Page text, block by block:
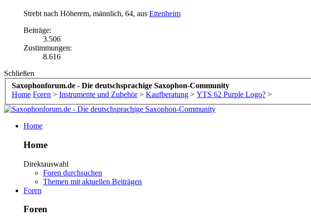
Strebt nach Höherem, männlich, 64, aus Ettenheim
Beiträge:
3.506
Zustimmungen:
8.616
Schließen
Saxophonforum.de - Die deutschsprachige Saxophon-Community
Home Foren > Instrumente und Zubehör > Kaufberatung > YTS 62 Purple Logo? >
Home
Home
Direktauswahl
Foren durchsuchen
Themen mit aktuellen Beiträgen
Foren
Foren